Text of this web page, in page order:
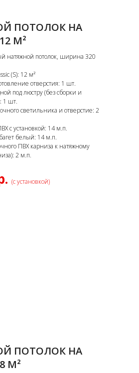
ПОТОЛОК НА
М²
натяжной потолок, ширина 320
(S): 12 м²
отверстия: 1 шт.
под люстру (без сборки и
1 шт.
светильника и отверстие: 2
с установкой: 14 м.п.
белый: 14 м.п.
ПВХ карниза к натяжному
2 м.п.
(с установкой)
ПОТОЛОК НА
М²